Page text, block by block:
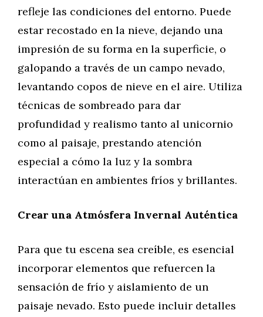
refleje las condiciones del entorno. Puede
estar recostado en la nieve, dejando una
impresión de su forma en la superficie, o
galopando a través de un campo nevado,
levantando copos de nieve en el aire. Utiliza
técnicas de sombreado para dar
profundidad y realismo tanto al unicornio
como al paisaje, prestando atención
especial a cómo la luz y la sombra
interactúan en ambientes fríos y brillantes.
Crear una Atmósfera Invernal Auténtica
Para que tu escena sea creíble, es esencial
incorporar elementos que refuercen la
sensación de frío y aislamiento de un
paisaje nevado. Esto puede incluir detalles